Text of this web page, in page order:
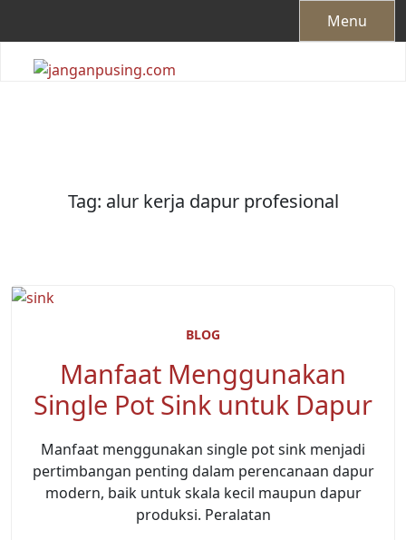
Menu
Tag: alur kerja dapur profesional
BLOG
Manfaat Menggunakan
Single Pot Sink untuk Dapur
Manfaat menggunakan single pot sink menjadi
pertimbangan penting dalam perencanaan dapur
modern, baik untuk skala kecil maupun dapur
produksi. Peralatan